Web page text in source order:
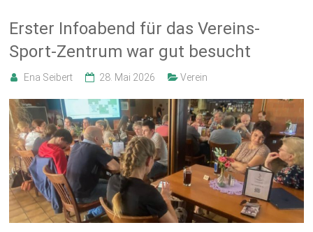
Erster Infoabend für das Vereins-
Sport-Zentrum war gut besucht
Ena Seibert 28. Mai 2026 Verein